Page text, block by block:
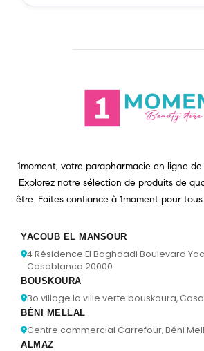
1moment, votre parapharmacie en ligne
Explorez notre sélection de produits de
être. Faites confiance à 1moment pour
YACOUB EL MANSOUR
4 Résidence El Baghdadi Boulevard
Casablanca 20000
BOUSKOURA
Bo village la ville verte bouskoura,
BÉNI MELLAL
Centre commercial Carrefour, Béni
ALMAZ